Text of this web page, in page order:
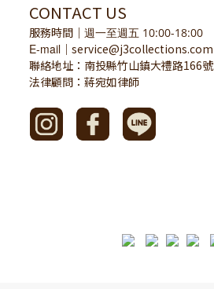
CONTACT US
服務時間 ｜ 週一至週五 10:00-18:00
E-mail ｜ service@j3collections.com
聯絡地址：南投縣竹山鎮大禮路166號
法律顧問：蔣宛如律師